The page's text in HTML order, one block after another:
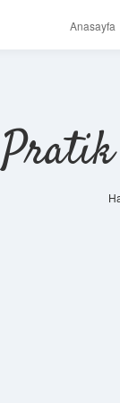
Anasayfa
Pratik